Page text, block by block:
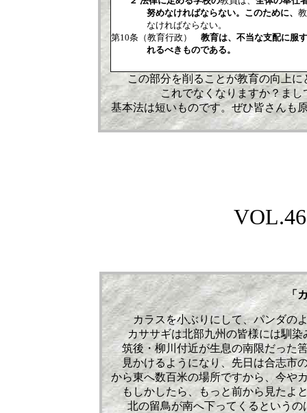
努めなければならない。このために、
なければならない。
第10条（教育行政）
教育は、不当な支配に服
れるべきものである。
この部分を削ることが教育の向上
これでなくなりますか？ま
基本法は短いものです。ぜひ皆さんも
「
カラスを小ぶりにして、パンダの
カササギは北部九州の皆様には馴
筑後・柳川付近が生息の南限だった
見かけるようになり、先日は合志市
から東へ数百米の場所ですから、今や
もしかしたら、もっと前から見たよ
北の留鳥が南へ下ってくるという